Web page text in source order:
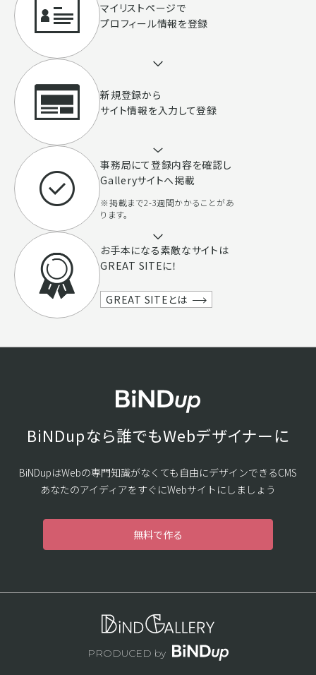
マイリストページで
プロフィール情報を登録
新規登録から
サイト情報を入力して登録
事務局にて登録内容を確認し
Galleryサイトへ掲載
※掲載まで2-3週間かかることがあ
ります。
お手本になる素敵なサイトは
GREAT SITEに！
GREAT SITEとは
BiNDupなら誰でもWebデザイナーに
BiNDupはWebの専門知識がなくても自由にデザインできるCMS
あなたのアイディアをすぐにWebサイトにしましょう
無料で作る
PRODUCED by